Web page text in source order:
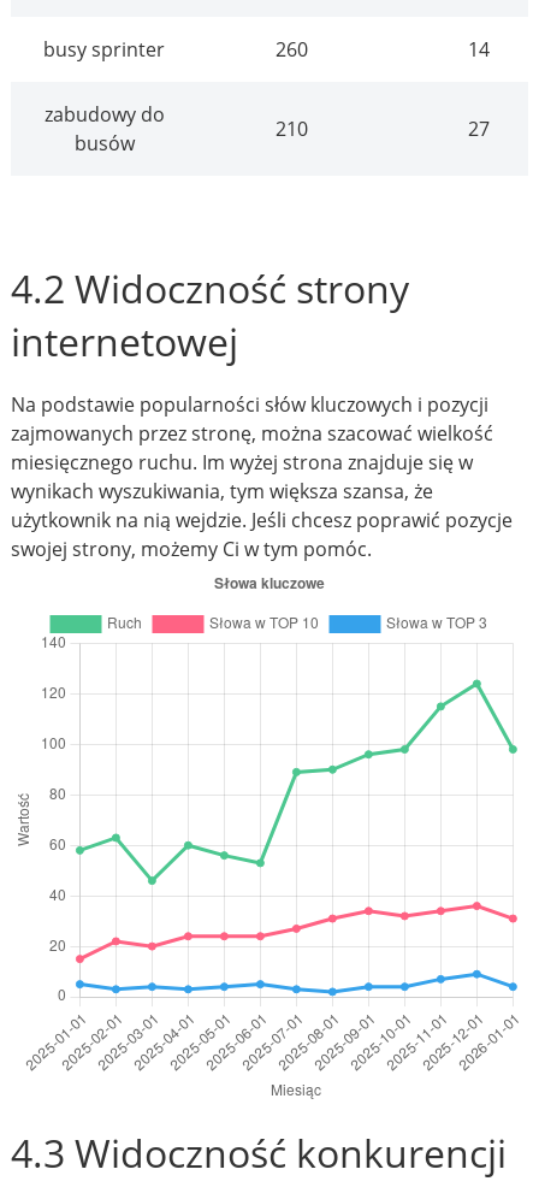
busy sprinter 260 14
zabudowy do
busów
210 27
4.2 Widoczność strony
internetowej
Na podstawie popularności słów kluczowych i pozycji
zajmowanych przez stronę, można szacować wielkość
miesięcznego ruchu. Im wyżej strona znajduje się w
wynikach wyszukiwania, tym większa szansa, że
użytkownik na nią wejdzie. Jeśli chcesz poprawić pozycje
swojej strony, możemy Ci w tym pomóc.
4.3 Widoczność konkurencji